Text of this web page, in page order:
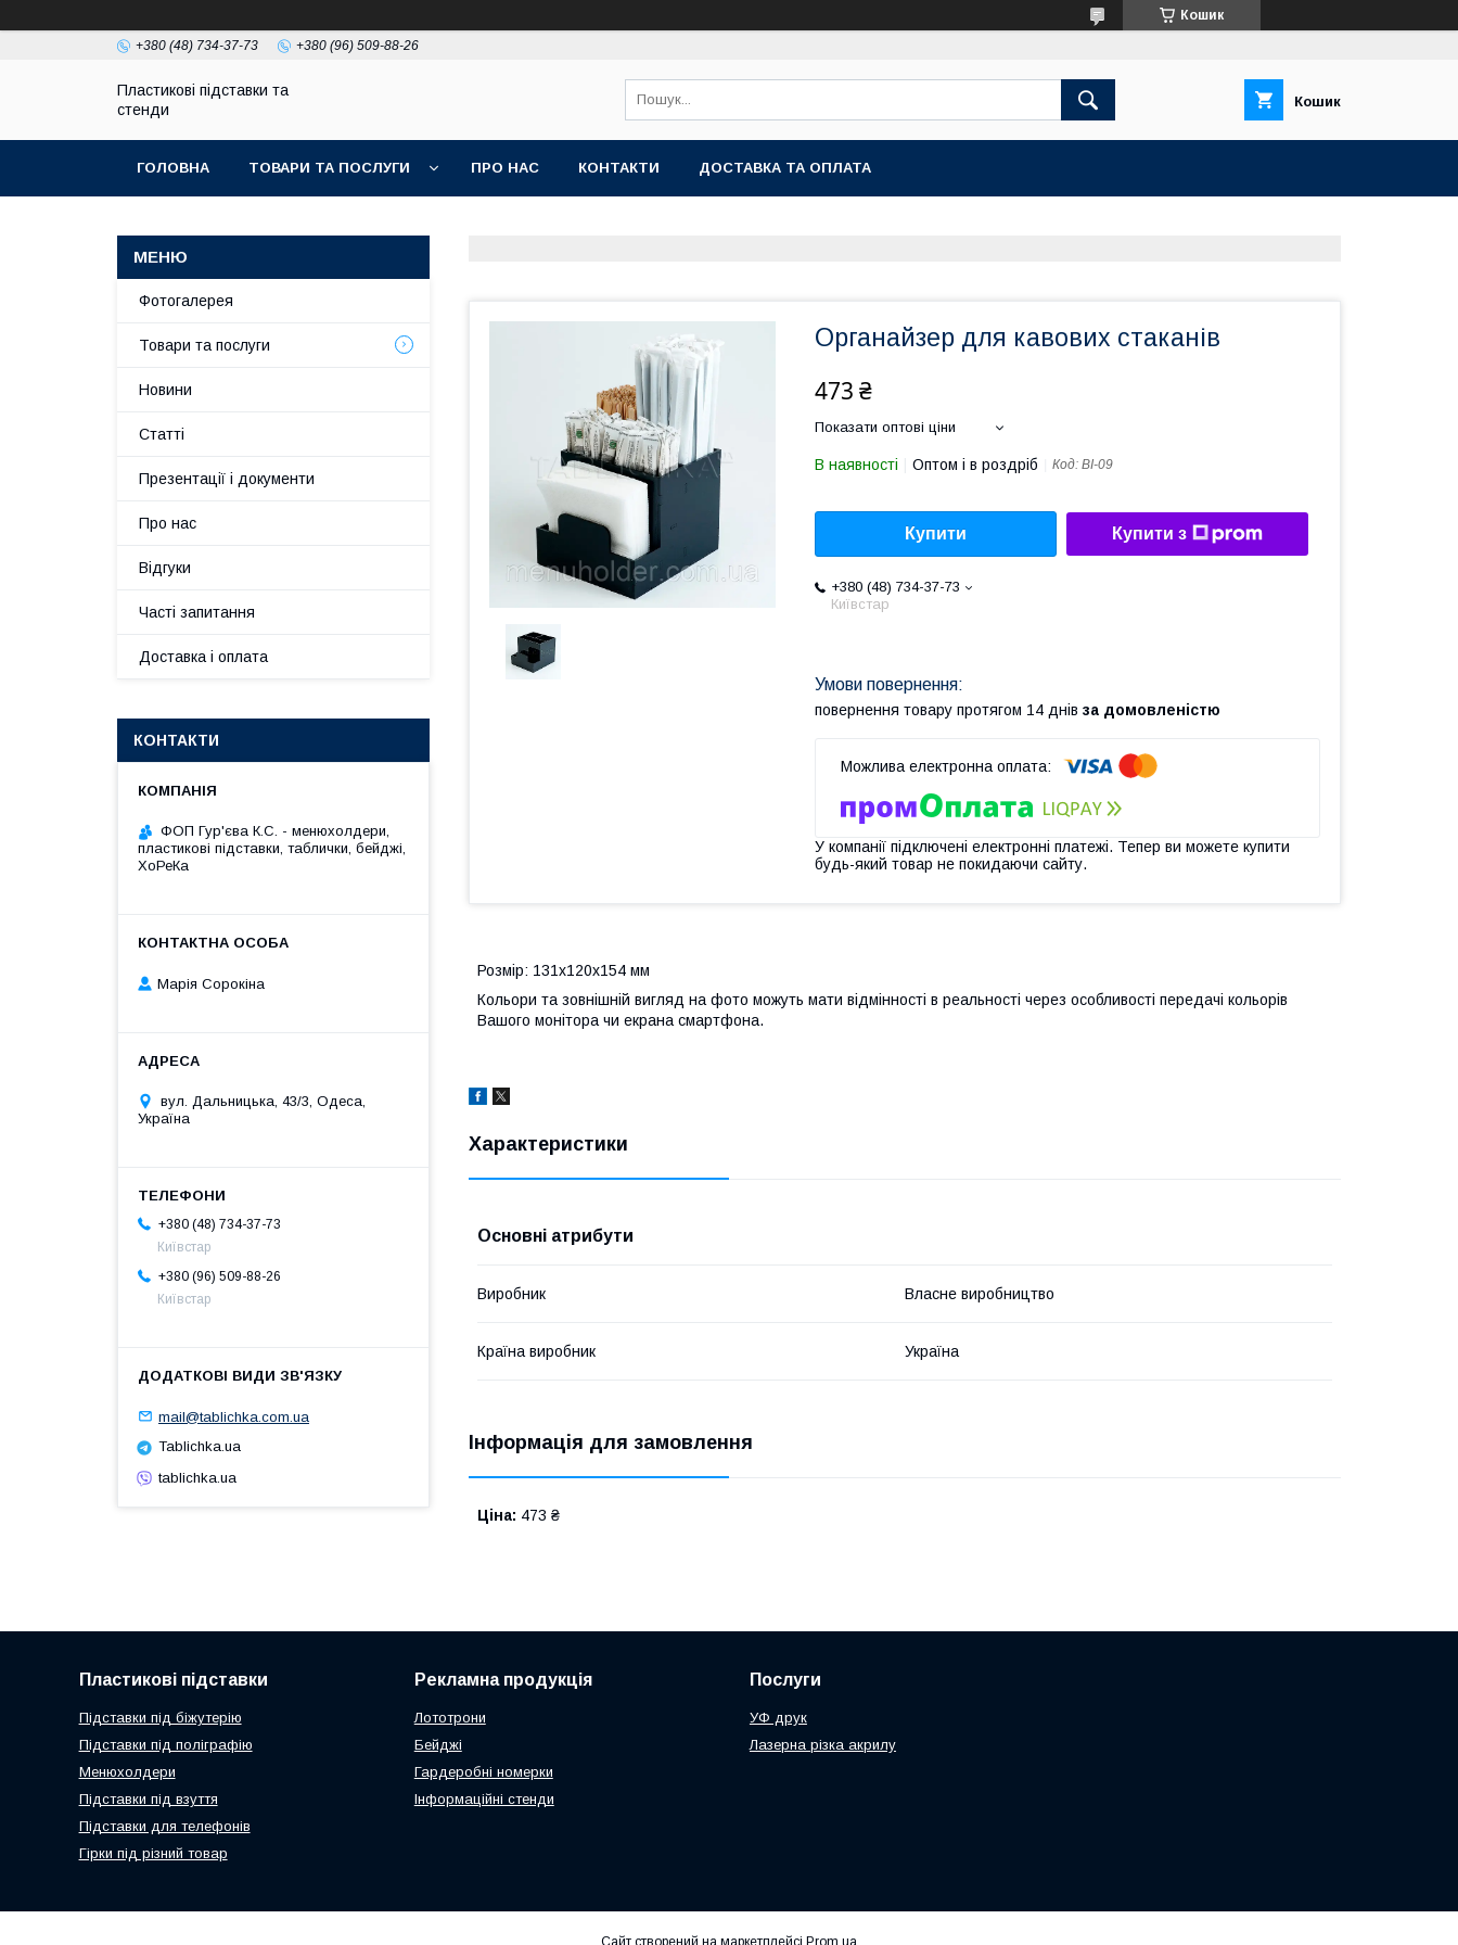
Кошик
+380 (48) 734-37-73 +380 (96) 509-88-26
Пластикові підставки та
стенди
Кошик
ГОЛОВНА ТОВАРИ ТА ПОСЛУГИ ПРО НАС КОНТАКТИ ДОСТАВКА ТА ОПЛАТА
Органайзер для кавових стаканів
473 ₴
Показати оптові ціни
В наявності Оптом і в роздріб Код: BI-09
Купити Купити з
+380 (48) 734-37-73
Київстар
повернення товару протягом 14 днів за домовленістю
У компанії підключені електронні платежі. Тепер ви можете купити
будь-який товар не покидаючи сайту.
Розмір: 131х120х154 мм
Кольори та зовнішній вигляд на фото можуть мати відмінності в реальності через особливості передачі кольорів
Вашого монітора чи екрана смартфона.
Характеристики
Основні атрибути
Виробник Власне виробництво
Країна виробник Україна
Інформація для замовлення
Ціна: 473 ₴
Фотогалерея
Товари та послуги
Новини
Статті
Презентації і документи
Про нас
Відгуки
Часті запитання
Доставка і оплата
КОНТАКТИ
ФОП Гур'єва К.С. - менюхолдери,
пластикові підставки, таблички, бейджі,
ХоРеКа
Марія Сорокіна
вул. Дальницька, 43/3, Одеса,
Україна
+380 (48) 734-37-73
Київстар
+380 (96) 509-88-26
Київстар
mail@tablichka.com.ua
Tablichka.ua
tablichka.ua
Пластикові підставки
Підставки під біжутерію
Підставки під поліграфію
Менюхолдери
Підставки під взуття
Підставки для телефонів
Гірки під різний товар
Рекламна продукція
Лототрони
Бейджі
Гардеробні номерки
Інформаційні стенди
Послуги
УФ друк
Лазерна різка акрилу
Сайт створений на маркетплейсі Prom.ua